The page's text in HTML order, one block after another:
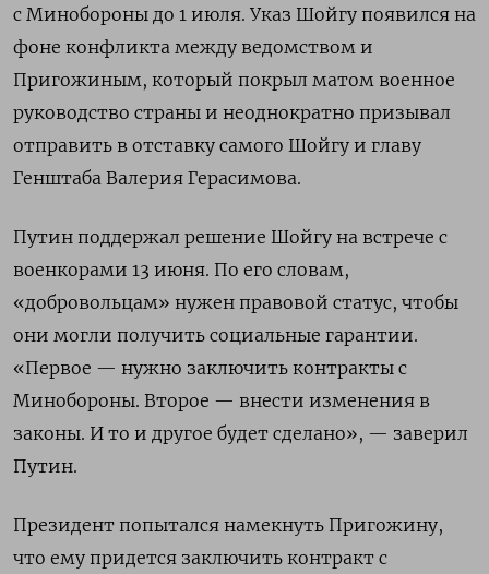
с Минобороны до 1 июля. Указ Шойгу появился на
фоне конфликта между ведомством и
Пригожиным, который покрыл матом военное
руководство страны и неоднократно призывал
отправить в отставку самого Шойгу и главу
Генштаба Валерия Герасимова.
Путин поддержал решение Шойгу на встрече с
военкорами 13 июня. По его словам,
«добровольцам» нужен правовой статус, чтобы
они могли получить социальные гарантии.
«Первое — нужно заключить контракты с
Минобороны. Второе — внести изменения в
законы. И то и другое будет сделано», — заверил
Путин.
Президент попытался намекнуть Пригожину,
что ему придется заключить контракт с